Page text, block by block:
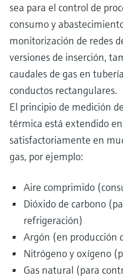
sea para el control de
consumo y
monitorización de redes
versiones de inserción,
caudales de gas en
conductos rectangulares.
El principio de medición
térmica está extendido
satisfactoriamente en
gas, por ejemplo:
Aire comprimido
Dióxido de carbono
refrigeración)
Argón (en producción
Nitrógeno y oxígeno
Gas natural (para